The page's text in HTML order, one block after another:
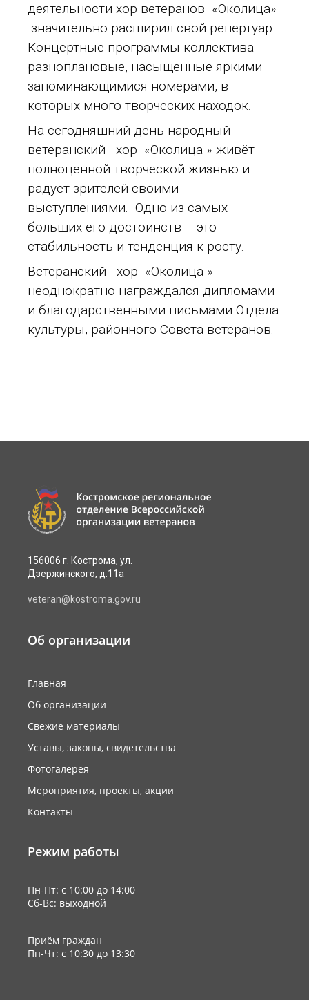
деятельности хор ветеранов «Околица»
значительно расширил свой репертуар.
Концертные программы коллектива
разноплановые, насыщенные яркими
запоминающимися номерами, в
которых много творческих находок.
На сегодняшний день народный
ветеранский хор «Околица » живёт
полноценной творческой жизнью и
радует зрителей своими
выступлениями. Одно из самых
больших его достоинств – это
стабильность и тенденция к росту.
Ветеранский хор «Околица »
неоднократно награждался дипломами
и благодарственными письмами Отдела
культуры, районного Совета ветеранов.
156006 г. Кострома, ул.
Дзержинского, д.11а
veteran@kostroma.gov.ru
Об организации
Главная
Об организации
Свежие материалы
Уставы, законы, свидетельства
Фотогалерея
Мероприятия, проекты, акции
Контакты
Режим работы
Пн-Пт: с 10:00 до 14:00
Сб-Вс: выходной
Приём граждан
Пн-Чт: с 10:30 до 13:30